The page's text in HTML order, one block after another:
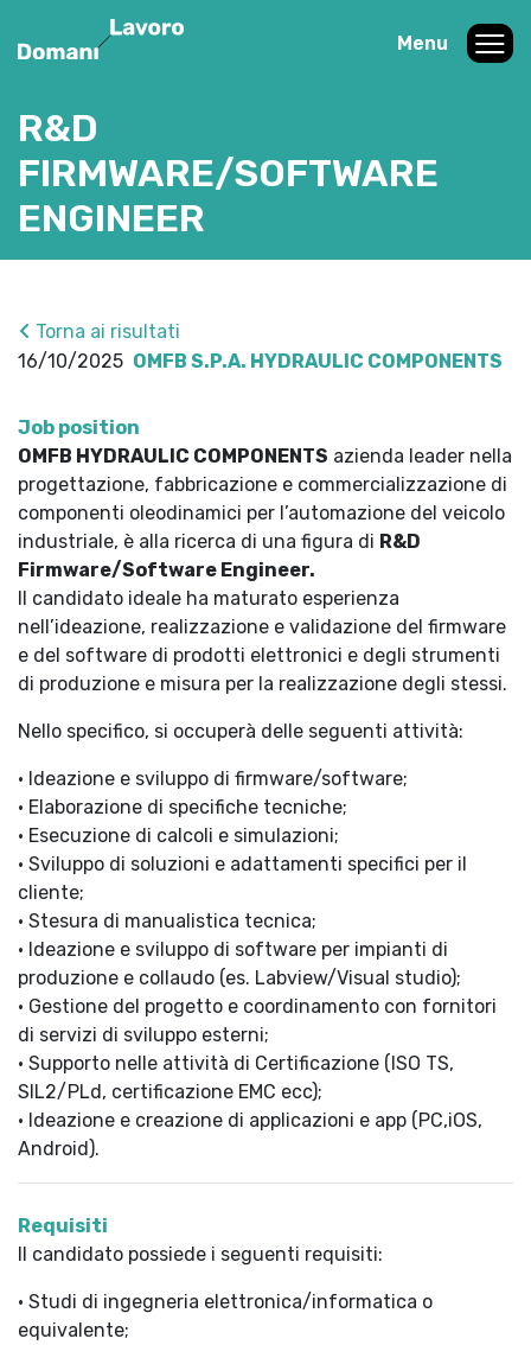
Menu
R&D
FIRMWARE/SOFTWARE
ENGINEER
Torna ai risultati
16/10/2025 OMFB S.P.A. HYDRAULIC COMPONENTS
Job position
OMFB HYDRAULIC COMPONENTS azienda leader nella
progettazione, fabbricazione e commercializzazione di
componenti oleodinamici per l’automazione del veicolo
industriale, è alla ricerca di una figura di R&D
Firmware/Software Engineer.
Il candidato ideale ha maturato esperienza
nell’ideazione, realizzazione e validazione del firmware
e del software di prodotti elettronici e degli strumenti
di produzione e misura per la realizzazione degli stessi.
Nello specifico, si occuperà delle seguenti attività:
• Ideazione e sviluppo di firmware/software;
• Elaborazione di specifiche tecniche;
• Esecuzione di calcoli e simulazioni;
• Sviluppo di soluzioni e adattamenti specifici per il
cliente;
• Stesura di manualistica tecnica;
• Ideazione e sviluppo di software per impianti di
produzione e collaudo (es. Labview/Visual studio);
• Gestione del progetto e coordinamento con fornitori
di servizi di sviluppo esterni;
• Supporto nelle attività di Certificazione (ISO TS,
SIL2/PLd, certificazione EMC ecc);
• Ideazione e creazione di applicazioni e app (PC,iOS,
Android).
Requisiti
Il candidato possiede i seguenti requisiti:
• Studi di ingegneria elettronica/informatica o
equivalente;